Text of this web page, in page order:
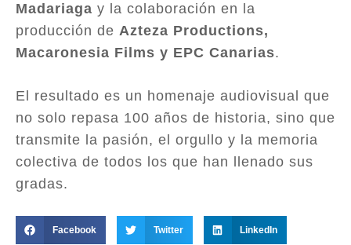
Madariaga y la colaboración en la
producción de Azteza Productions,
Macaronesia Films y EPC Canarias.
El resultado es un homenaje audiovisual que
no solo repasa 100 años de historia, sino que
transmite la pasión, el orgullo y la memoria
colectiva de todos los que han llenado sus
gradas.
Facebook Twitter LinkedIn